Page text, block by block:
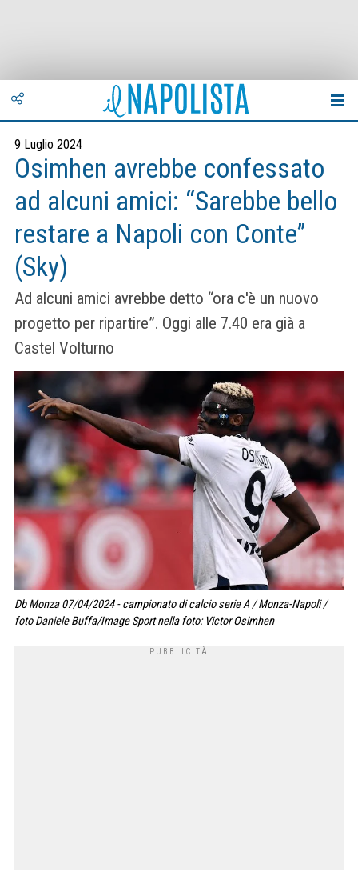
9 Luglio 2024
Osimhen avrebbe confessato
ad alcuni amici: “Sarebbe bello
restare a Napoli con Conte”
(Sky)
Ad alcuni amici avrebbe detto “ora c'è un nuovo
progetto per ripartire”. Oggi alle 7.40 era già a
Castel Volturno
Db Monza 07/04/2024 - campionato di calcio serie A / Monza-Napoli /
foto Daniele Buffa/Image Sport nella foto: Victor Osimhen